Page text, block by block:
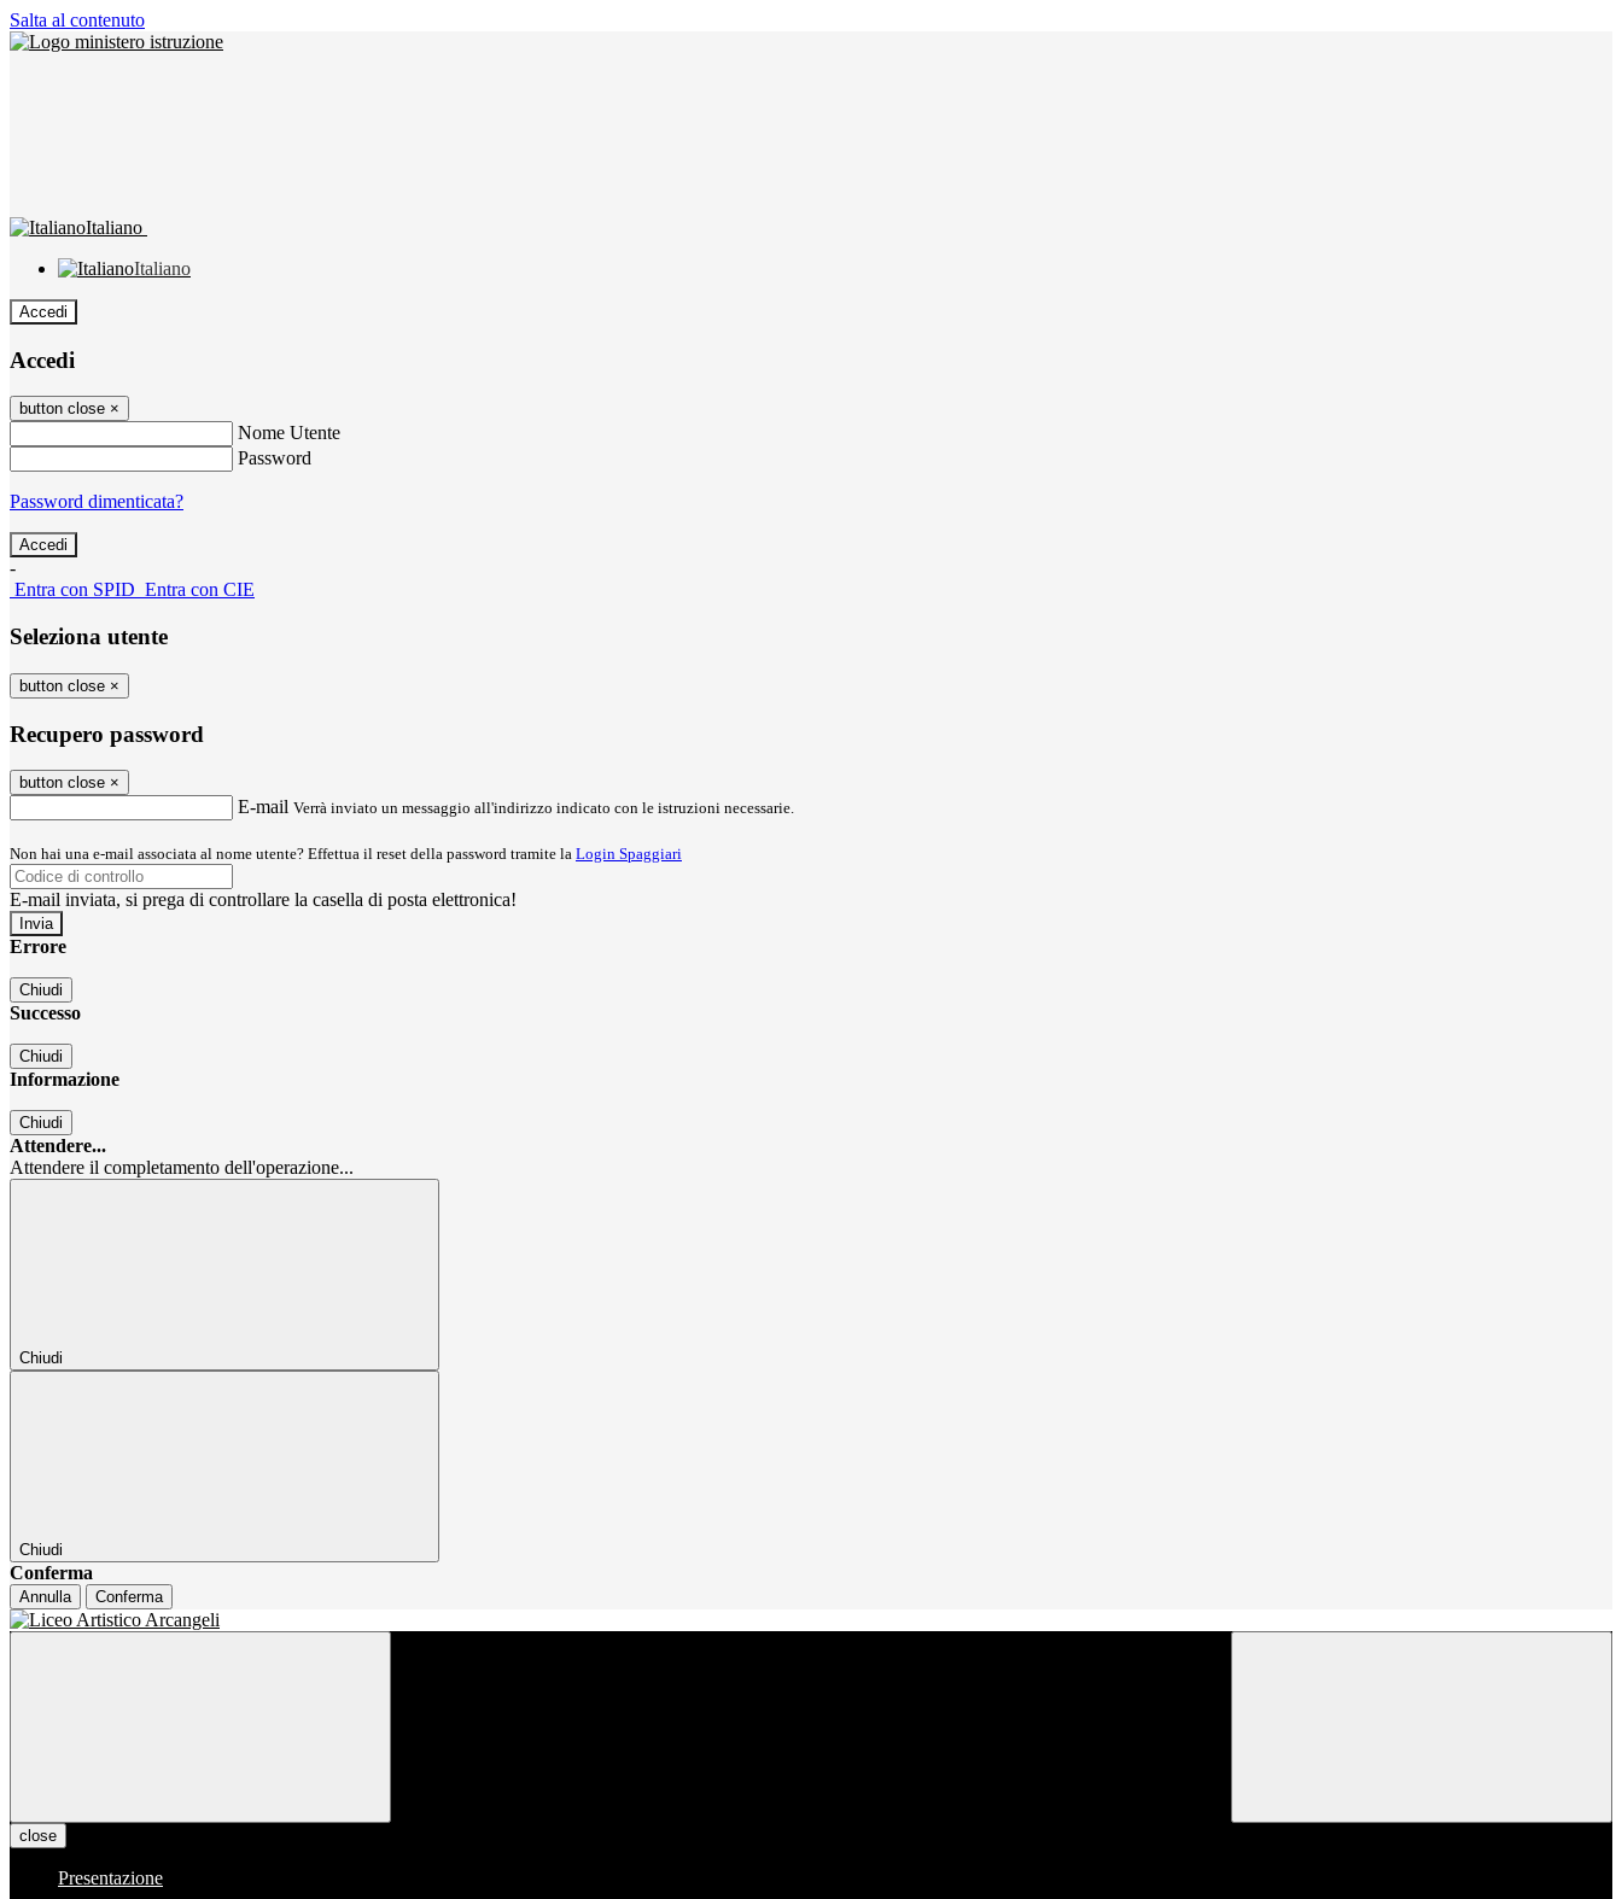
Salta al contenuto
Italiano
Italiano
Accedi
Accedi
button close ×
Nome Utente
Password
Password dimenticata?
-
Entra con SPID Entra con CIE
Seleziona utente
button close ×
Recupero password
button close ×
E-mail Verrà inviato un messaggio all'indirizzo indicato con le istruzioni necessarie.
Non hai una e-mail associata al nome utente? Effettua il reset della password tramite la Login Spaggiari
E-mail inviata, si prega di controllare la casella di posta elettronica!
Errore
Chiudi
Successo
Chiudi
Informazione
Chiudi
Attendere...
Attendere il completamento dell'operazione...
Chiudi
Chiudi
Conferma
Annulla Conferma
close
Presentazione